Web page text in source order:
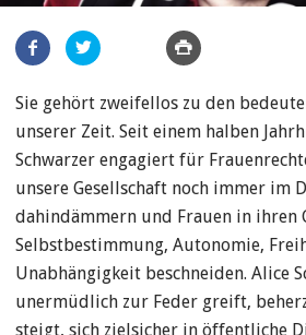
Artikel
teilen
Sie gehört zweifellos zu den
unserer Zeit. Seit einem halben
Schwarzer engagiert für
unsere Gesellschaft noch immer im
dahindämmern und Frauen in ihren
Selbstbestimmung, Autonomie,
Unabhängigkeit beschneiden. Alice
unermüdlich zur Feder greift,
steigt, sich zielsicher in öffentliche